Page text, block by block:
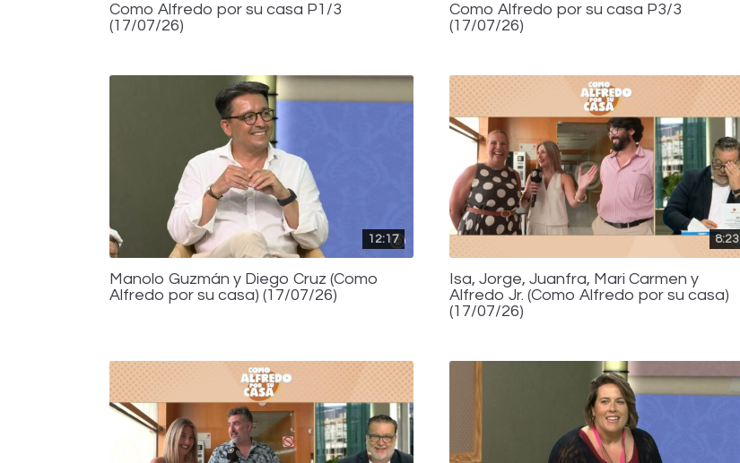
Como Alfredo por su casa P1/3
(17/07/26)
Como Alfredo por su casa P3/3
(17/07/26)
12:17
Manolo Guzmán y Diego Cruz (Como
Alfredo por su casa) (17/07/26)
8:23
Isa, Jorge, Juanfra, Mari Carmen y
Alfredo Jr. (Como Alfredo por su casa)
(17/07/26)